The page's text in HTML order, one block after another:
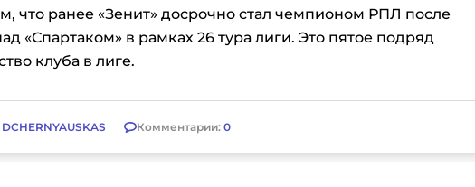
что ранее «Зенит» досрочно стал чемпионом РПЛ после
«Спартаком» в рамках 26 тура лиги. Это пятое подряд
клуба в лиге.
DCHERNYAUSKAS Комментарии: 0